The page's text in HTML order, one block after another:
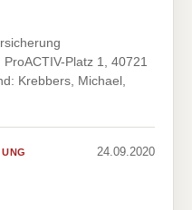
Platz 1, 40721
Krebbers, Michael,
24.09.2020